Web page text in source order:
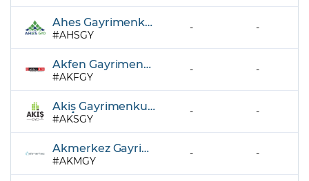
Ahes Gayrimenkul Yatırım Ortaklığı A.Ş.
AHSGY
- -
Akfen Gayrimenkul Yatırım Ortaklığı A.Ş.
AKFGY
- -
Akiş Gayrimenkul Yatırım Ortaklığı A.Ş.
AKSGY
- -
Akmerkez Gayrimenkul Yatırım Ortaklığı A.Ş.
AKMGY
- -